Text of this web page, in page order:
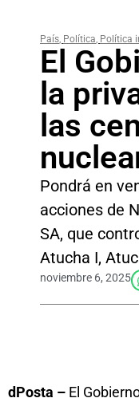
País, Política, Política
El
la
las
Pondrá en
acciones de
SA, que
Atucha I,
noviembre 6, 2025
dPosta – El